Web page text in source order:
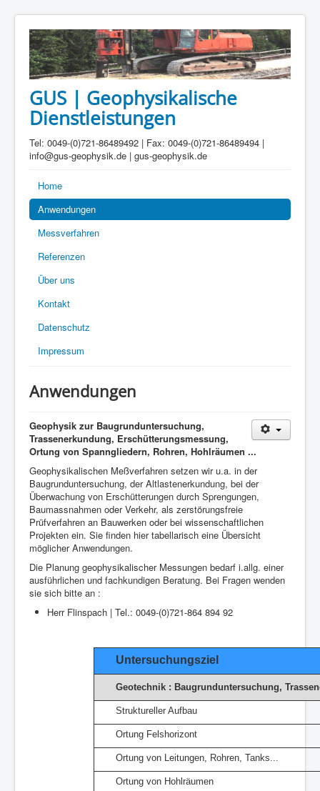
GUS | Geophysikalische
Dienstleistungen
Tel: 0049-(0)721-86489492 | Fax: 0049-(0)721-86489494 |
info@gus-geophysik.de | gus-geophysik.de
Home
Anwendungen
Messverfahren
Referenzen
Über uns
Kontakt
Datenschutz
Impressum
Anwendungen
Geophysik zur Baugrunduntersuchung,
Trassenerkundung, Erschütterungsmessung,
Ortung von Spanngliedern, Rohren, Hohlräumen ...
Geophysikalischen Meßverfahren setzen wir u.a. in der
Baugrunduntersuchung, der Altlastenerkundung, bei der
Überwachung von Erschütterungen durch Sprengungen,
Baumassnahmen oder Verkehr, als zerstörungsfreie
Prüfverfahren an Bauwerken oder bei wissenschaftlichen
Projekten ein. Sie finden hier tabellarisch eine Übersicht
möglicher Anwendungen.
Die Planung geophysikalischer Messungen bedarf i.allg. einer
ausführlichen und fachkundigen Beratung. Bei Fragen wenden
sie sich bitte an :
Herr Flinspach | Tel.: 0049-(0)721-864 894 92
Untersuchungsziel
Geotechnik : Baugrunduntersuchung,
Struktureller Aufbau
Ortung Felshorizont
Ortung von Leitungen, Rohren, Tanks...
Ortung von Hohlräumen